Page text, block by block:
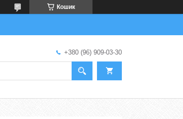
Кошик
+380 (96) 909-03-30